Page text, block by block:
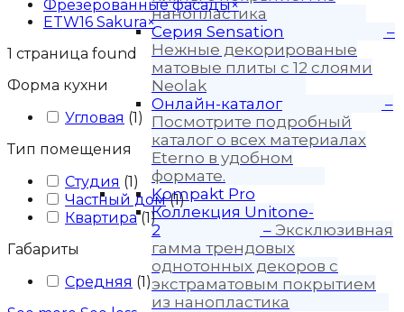
нанопластика
Серия Sensation
–
Нежные декорированые
матовые плиты с 12 слоями
Neolak
Онлайн-каталог
–
Посмотрите подробный
каталог о всех материалах
Eterno в удобном
формате.
Kompakt Pro
Коллекция Unitone-
2
– Эксклюзивная
гамма трендовых
однотонных декоров с
экстраматовым покрытием
из нанопластика
Фрезерованные фасады×
ETW16 Sakura×
1 страница found
Форма кухни
Угловая (1)
Тип помещения
Студия (1)
Частный дом (1)
Квартира (1)
Габариты
Средняя (1)